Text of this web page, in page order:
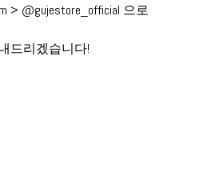
> @gujestore_official 으로
드리겠습니다!